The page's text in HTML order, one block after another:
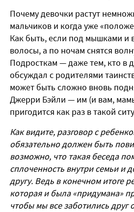
Почему девочки растут
мальчиков и когда уже
Как быть, если под мышками и
волосы, а по ночам снятся
Подросткам — даже тем, кто в
обсуждал с родителями
может быть сложно вновь
Джерри Бэйли — им (и вам,
пригодится как раз в такой
Как видите, разговор с
обязательно должен быть
возможно, что такая беседа
сплоченность внутри семьи и
другу. Ведь в конечном итоге
которая и была «придумана»
чтобы мы все заботились друг